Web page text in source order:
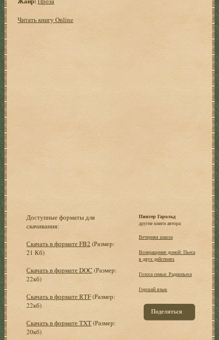
Читать книгу Online
Доступные форматы для
скачивания:
Скачать в формате FB2 (Размер:
21 Кб)
Скачать в формате DOC (Размер:
22кб)
Скачать в формате RTF(Размер:
22кб)
Скачать в формате TXT(Размер:
20кб)
Пинтер Гарольд
другие книги автора:
Вечерняя школа
Возвращение домой: Пьеса
в двух действиях
Голоса семьи: Радиопьеса
Горский язык
Поделиться